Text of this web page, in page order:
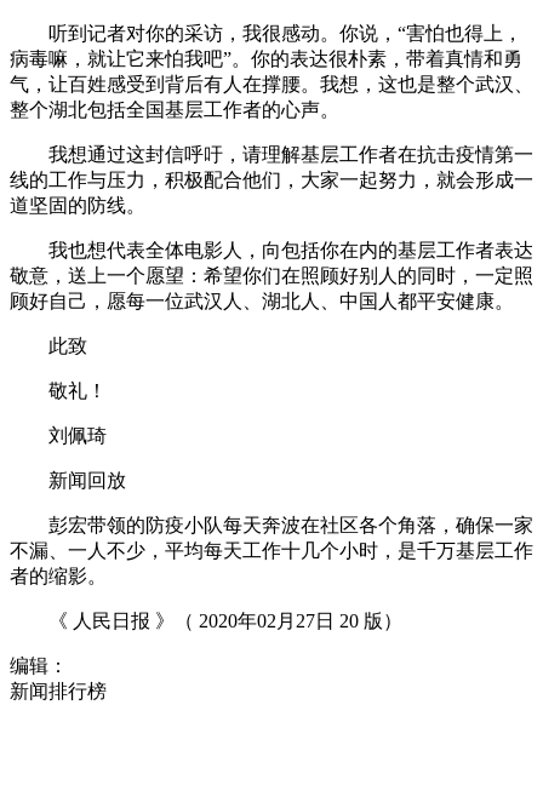
听到记者对你的采访，我很感动。你说，“害怕也得上，
病毒嘛，就让它来怕我吧”。你的表达很朴素，带着真情和勇
气，让百姓感受到背后有人在撑腰。我想，这也是整个武汉、
整个湖北包括全国基层工作者的心声。
我想通过这封信呼吁，请理解基层工作者在抗击疫情第一
线的工作与压力，积极配合他们，大家一起努力，就会形成一
道坚固的防线。
我也想代表全体电影人，向包括你在内的基层工作者表达
敬意，送上一个愿望：希望你们在照顾好别人的同时，一定照
顾好自己，愿每一位武汉人、湖北人、中国人都平安健康。
此致
敬礼！
刘佩琦
新闻回放
彭宏带领的防疫小队每天奔波在社区各个角落，确保一家
不漏、一人不少，平均每天工作十几个小时，是千万基层工作
者的缩影。
《 人民日报 》（ 2020年02月27日 20 版）
编辑：
新闻排行榜